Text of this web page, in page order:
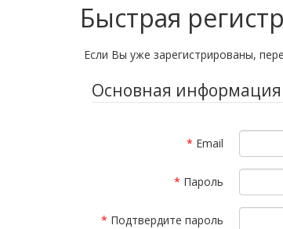
Быстрая
Если Вы уже зарегистрированы,
Основная информация
Email
Пароль
Подтвердите пароль